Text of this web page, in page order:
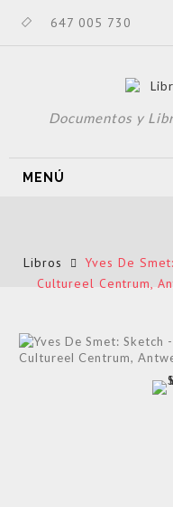
647 005 730
Documentos y
MENÚ
Libros
Yves De
Cultureel Centrum,